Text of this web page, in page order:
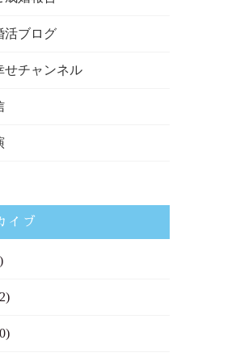
活ブログ
せチャンネル
イブ